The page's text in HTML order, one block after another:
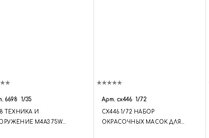
6698 1/35
ТЕХНИКА И
M4A3 75W
Арт. cx446 1/72
CX446 1/72 НАБОР
ОКРАСОЧНЫХ МАСОК ДЛЯ